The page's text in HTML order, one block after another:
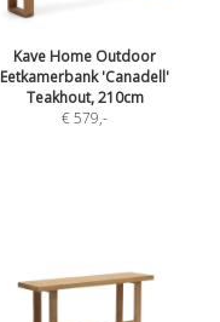
Kave Home Outdoor
Eetkamerbank 'Canadell'
Teakhout, 210cm
€ 579,-